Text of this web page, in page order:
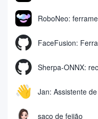
saco de feijão